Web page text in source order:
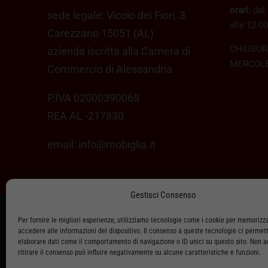
Gestisci Consenso
Per fornire le migliori esperienze, utilizziamo tecnologie come i cookie per
accedere alle informazioni del dispositivo. Il consenso a queste tecnologie ci
elaborare dati come il comportamento di navigazione o ID unici su questo sito. Non
ritirare il consenso può influire negativamente su alcune caratteristiche e funzioni.
sede legale: Vicolo dei Fiori, 3
Carezzano 15051 (AL)
azienda iscritta alla Camera di
Commercio di Alessandria
P.IVA 02000390068
REA AL -217830
email: info@mobiglia.it
orari: dal
alle
ASSISTENZA CLIENTI
SPEDIZIONI